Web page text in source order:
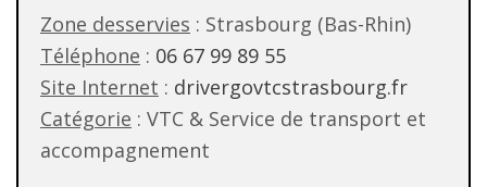
Zone desservies : Strasbourg (Bas-Rhin)
Téléphone : 06 67 99 89 55
Site Internet : drivergovtcstrasbourg.fr
Catégorie : VTC & Service de transport et
accompagnement